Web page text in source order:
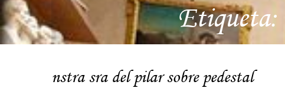
Etiqueta:
nstra sra del pilar sobre pedestal